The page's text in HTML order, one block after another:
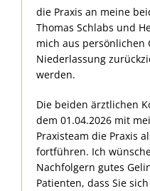
die Praxis an meine
Thomas Schlabs und
mich aus persönlichen
Niederlassung
werden.
Die beiden ärztlichen
dem 01.04.2026 mit
Praxisteam die Praxis
fortführen. Ich
Nachfolgern gutes
Patienten, dass Sie